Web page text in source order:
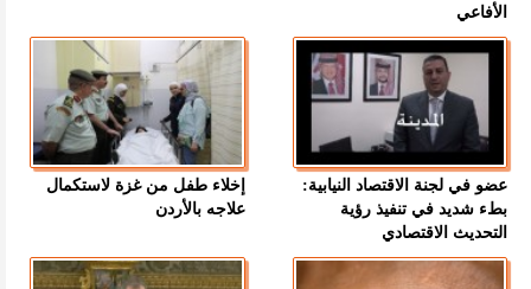
الأفاعي
عضو في لجنة الاقتصاد النيابية:
بطء شديد في تنفيذ رؤية
التحديث الاقتصادي
إخلاء طفل من غزة لاستكمال
علاجه بالأردن